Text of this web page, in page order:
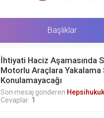
Başlıklar
İhtiyati Haciz Aşamasında
Motorlu Araçlara Yakalama
Konulamayacağı
Son mesaj gönderen Hepsihukuk
Cevaplar: 1